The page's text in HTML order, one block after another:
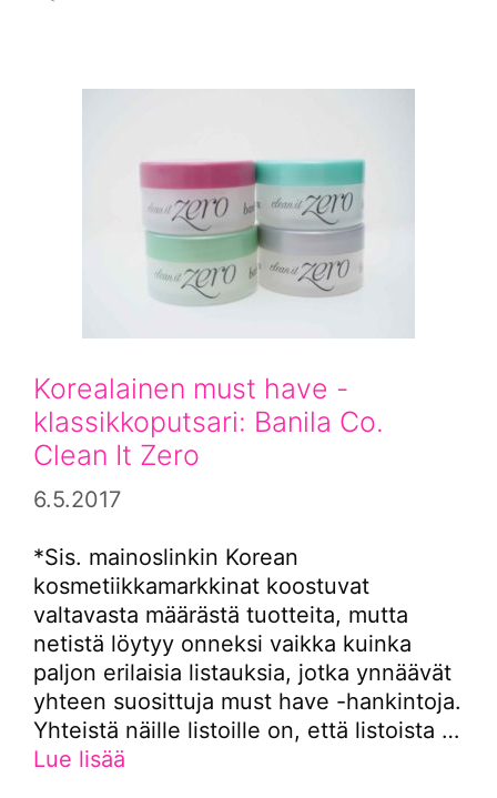
Korealainen must have -
klassikkoputsari: Banila Co.
Clean It Zero
6.5.2017
*Sis. mainoslinkin Korean
kosmetiikkamarkkinat koostuvat
valtavasta määrästä tuotteita, mutta
netistä löytyy onneksi vaikka kuinka
paljon erilaisia listauksia, jotka ynnäävät
yhteen suosittuja must have -hankintoja.
Yhteistä näille listoille on, että listoista …
Lue lisää